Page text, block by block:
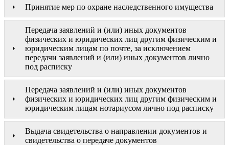
Принятие мер по охране наследственного имущества
Передача заявлений и (или) иных документов
физических и юридических лиц другим физическим и
юридическим лицам по почте, за исключением
передачи заявлений и (или) иных документов лично
под расписку
Передача заявлений и (или) иных документов
физических и юридических лиц другим физическим и
юридическим лицам нотариусом лично под расписку
Выдача свидетельства о направлении документов и
свидетельства о передаче документов